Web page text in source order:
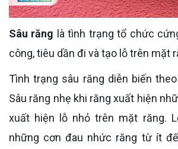
Sâu răng là tình trạng tổ chức
công, tiêu dần đi và tạo lỗ trên mặt
Tình trạng sâu răng diễn biến theo
Sâu răng nhẹ khi răng xuất hiện
xuất hiện lỗ nhỏ trên mặt răng.
những cơn đau nhức răng từ ít